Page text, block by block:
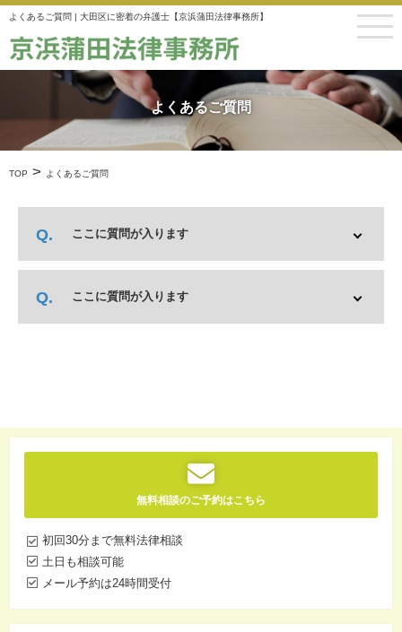
よくあるご質問 | 大田区に密着の弁護士【京浜蒲田法律事務所】
よくあるご質問
TOP > よくあるご質問
ここに質問が入ります
ここに質問が入ります
無料相談のご予約はこちら
初回30分まで無料法律相談
土日も相談可能
メール予約は24時間受付